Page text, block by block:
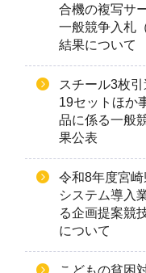
合機の複写サ
一般競争入札
結果について
スチール3枚
19セットほか
品に係る一般
果公表
令和8年度宮
システム導入
る企画提案競
について
こどもの貧困